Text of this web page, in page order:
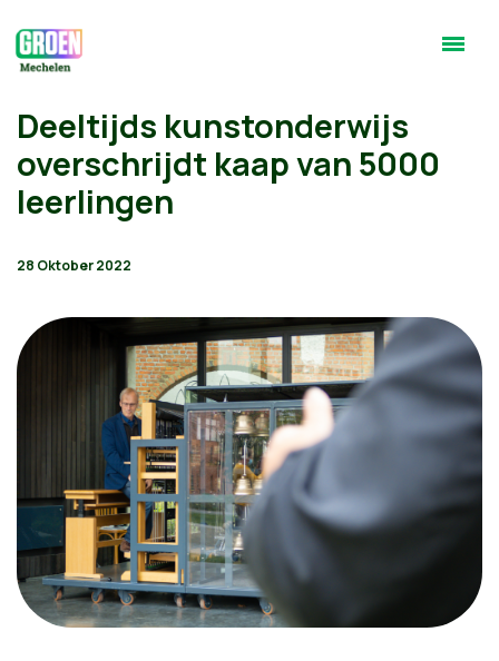
Deeltijds kunstonderwijs
overschrijdt kaap van 5000
leerlingen
28 Oktober 2022